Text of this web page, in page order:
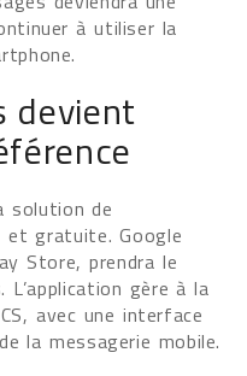
à utiliser la
devient
solution de
et gratuite. Google
Store, prendra le
L’application gère à la
avec une interface
la messagerie mobile.